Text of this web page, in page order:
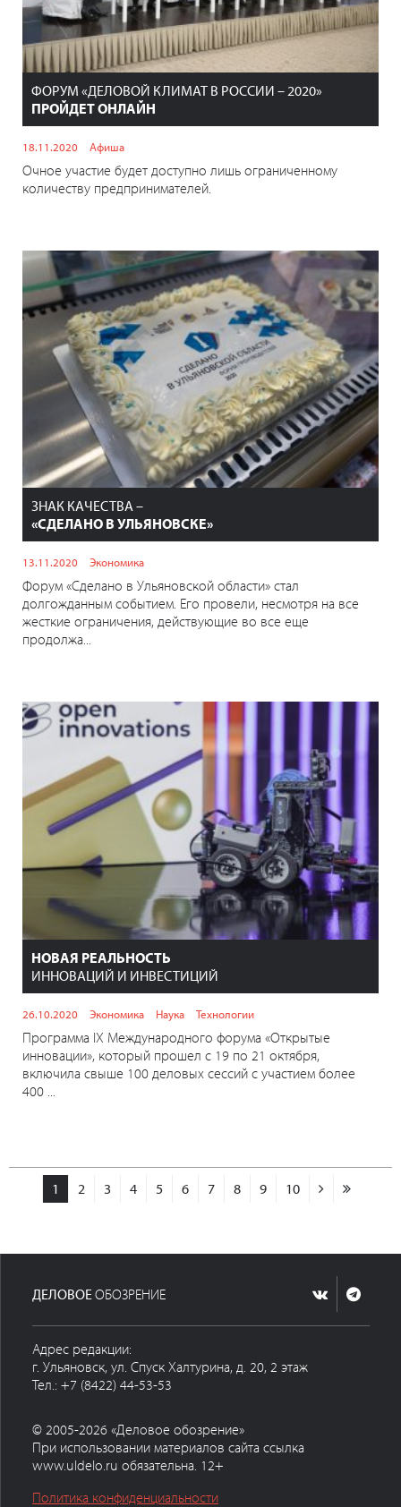
ФОРУМ «ДЕЛОВОЙ КЛИМАТ В РОССИИ – 2020»
ПРОЙДЕТ ОНЛАЙН
18.11.2020 Афиша
Очное участие будет доступно лишь ограниченному
количеству предпринимателей.
ЗНАК КАЧЕСТВА –
«СДЕЛАНО В УЛЬЯНОВСКЕ»
13.11.2020 Экономика
Форум «Сделано в Ульяновской области» стал
долгожданным событием. Его провели, несмотря на все
жесткие ограничения, действующие во все еще
продолжа...
НОВАЯ РЕАЛЬНОСТЬ
ИННОВАЦИЙ И ИНВЕСТИЦИЙ
26.10.2020 Экономика Наука Технологии
Программа IX Международного форума «Открытые
инновации», который прошел с 19 по 21 октября,
включила свыше 100 деловых сессий c участием более
400 ...
1 2 3 4 5 6 7 8 9 10
ДЕЛОВОЕ ОБОЗРЕНИЕ
Адрес редакции:
г. Ульяновск, ул. Спуск Халтурина, д. 20, 2 этаж
Тел.: +7 (8422) 44-53-53
© 2005-2026 «Деловое обозрение»
При использовании материалов сайта ссылка
www.uldelo.ru обязательна. 12+
Политика конфиденциальности